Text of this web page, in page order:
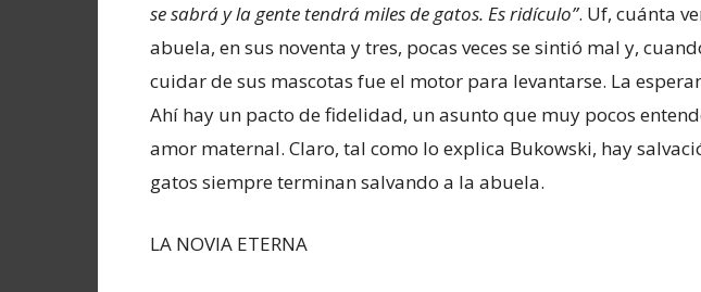
se sabrá y la gente tendrá miles de gatos. Es ridículo”. Uf, cuánta
abuela, en sus noventa y tres, pocas veces se sintió mal y,
cuidar de sus mascotas fue el motor para levantarse. La
Ahí hay un pacto de fidelidad, un asunto que muy pocos
amor maternal. Claro, tal como lo explica Bukowski, hay
gatos siempre terminan salvando a la abuela.
LA NOVIA ETERNA